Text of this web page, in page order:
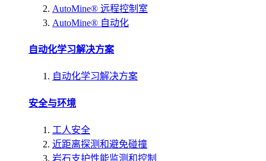
AutoMine® 远程控制室
AutoMine® 自动化
自动化学习解决方案
自动化学习解决方案
安全与环境
工人安全
近距离探测和避免碰撞
岩石支护性能监测和控制